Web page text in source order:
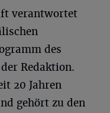
verantwortet
des
Redaktion.
20 Jahren
gehört zu den